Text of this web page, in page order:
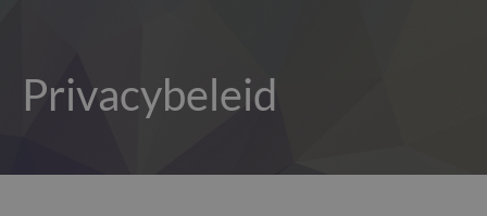
Privacybeleid